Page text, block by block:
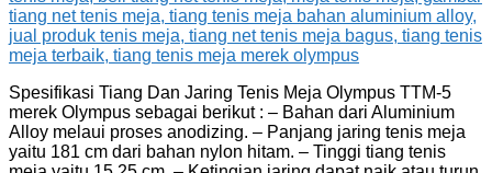
Spesifikasi Tiang Dan Jaring Tenis Meja Olympus TTM-5
merek Olympus sebagai berikut : – Bahan dari Aluminium
Alloy melaui proses anodizing. – Panjang jaring tenis meja
yaitu 181 cm dari bahan nylon hitam. – Tinggi tiang tenis